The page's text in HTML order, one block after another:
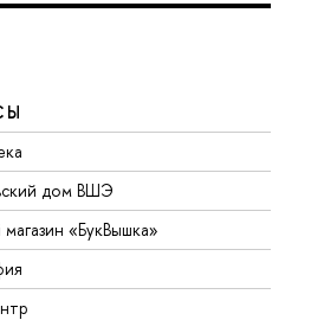
дом ВШЭ
«БукВышка»